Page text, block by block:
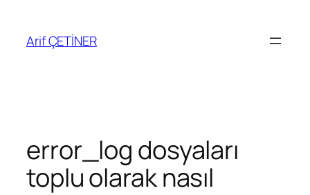
Arif ÇETİNER
error_log dosyaları
toplu olarak nasıl